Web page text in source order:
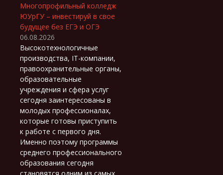
Многопрофильный колледж
ЮУрГУ – инвестируй в свое
будущее без ЕГЭ и ОГЭ
06.08.2026
Высокотехнологичные
производства, IT-компании,
правоохранительные органы,
образовательные
учреждения и сфера услуг
сегодня заинтересованы в
молодых профессионалах,
которые готовы приступить
к работе с первого дня.
Именно поэтому программы
среднего профессионального
образования сегодня
становятся одним из самых